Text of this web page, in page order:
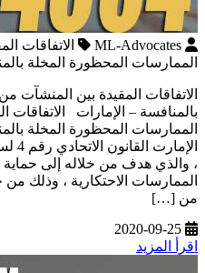
ML-Advocates
الاتفاقات
الممارسات المحظورة المخلة
الاتفاقات المقيدة بين المنشآت
بالمنافسة – الإمارات الاتفاقات
الممارسات المحظورة المخلة
، والذي هدف من خلاله إلى حماية
الممارسات الاحتكارية ، وذلك
من […]
2020-09-25
اقرأ المزيد